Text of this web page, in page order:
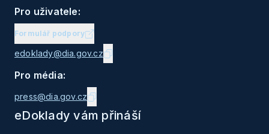
Pro uživatele:
Formulář podpory
edoklady@dia.gov.cz
Pro média:
press@dia.gov.cz
eDoklady vám přináší